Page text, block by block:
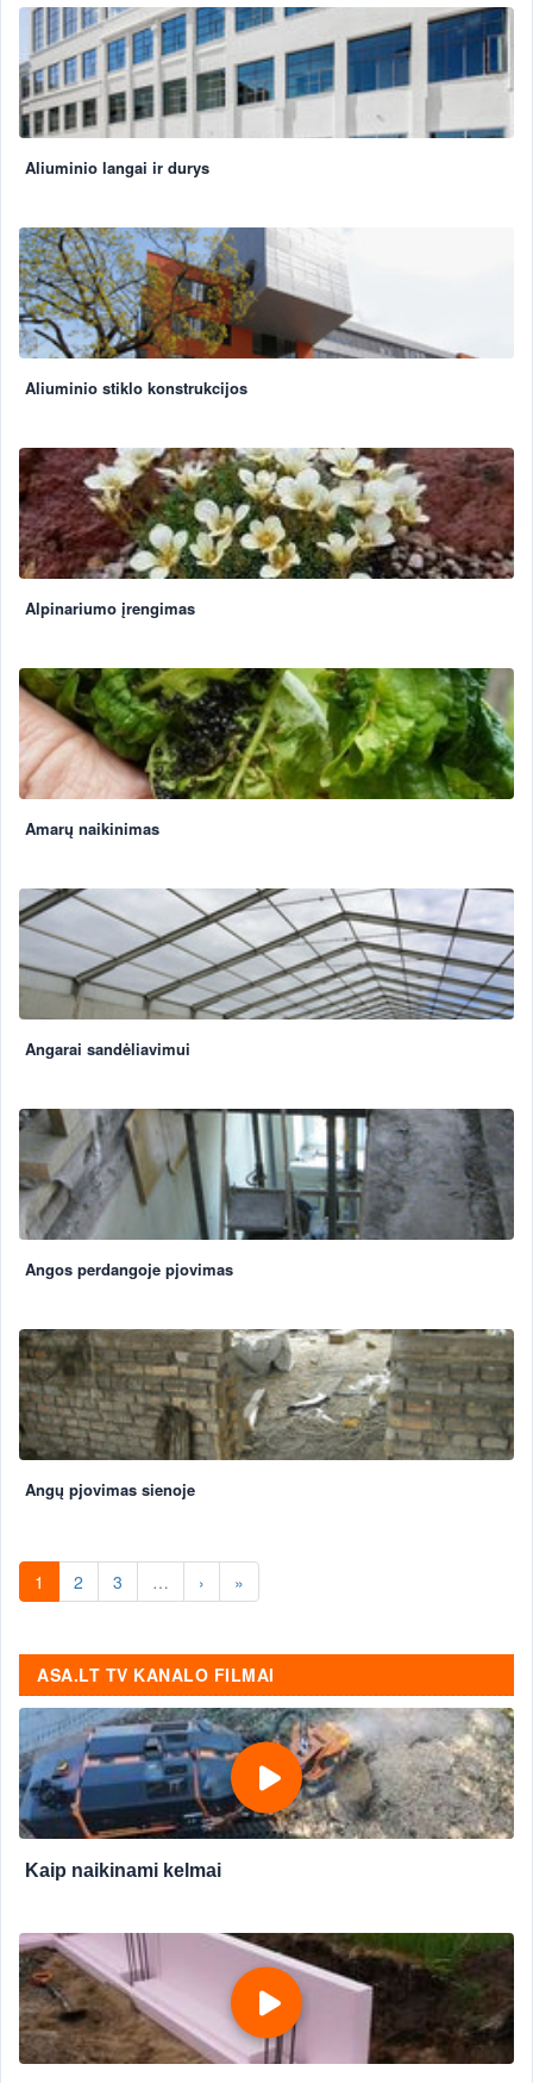
Aliuminio langai ir durys
Aliuminio stiklo konstrukcijos
Alpinariumo įrengimas
Amarų naikinimas
Angarai sandėliavimui
Angos perdangoje pjovimas
Angų pjovimas sienoje
1 2 3 … › »
ASA.LT TV KANALO FILMAI
Kaip naikinami kelmai